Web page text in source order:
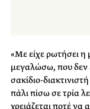
«Με είχε ρωτήσει η
μεγαλώσω, που δεν
σακίδιο-
πάλι πίσω σε τρία
χρειάζεται ποτέ να